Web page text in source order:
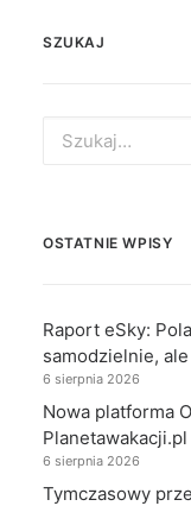
SZUKAJ
for:
OSTATNIE WPISY
Raport eSky:
samodzielnie,
6 sierpnia 2026
Nowa platforma
6 sierpnia 2026
Tymczasowy